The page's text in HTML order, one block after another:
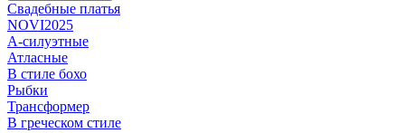
Свадебные платья
NOVI2025
А-силуэтные
Атласные
В стиле бохо
Рыбки
Трансформер
В греческом стиле